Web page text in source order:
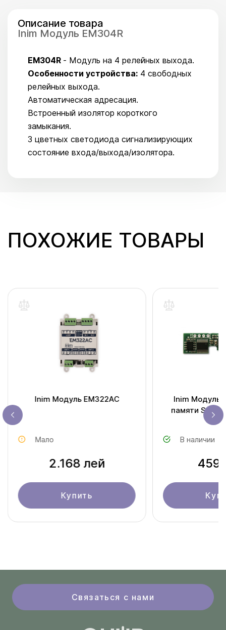
Описание товара
Inim Модуль EM304R
EM304R - Модуль на 4 релейных выхода.
Особенности устройства: 4 свободных
релейных выхода.
Автоматическая адресация.
Встроенный изолятор короткого
замыкания.
3 цветных светодиода сигнализирующих
состояние входа/выхода/изолятора.
ПОХОЖИЕ ТОВАРЫ
Inim Модуль EM322AC
Мало
2.168 лей
Купить
Inim Модуль
памяти
В наличии
459
Связаться с нами